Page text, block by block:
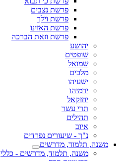
פרשת נצבים
פרשת וילך
פרשת האזינו
פרשת וזאת הברכה
יהושע
שופטים
שמואל
מלכים
ישעיהו
ירמיהו
יחזקאל
תרי עשר
תהילים
איוב
נ"ך - שיעורים נפרדים
משנה, תלמוד, מדרשים
משנה, תלמוד, מדרשים - כללי